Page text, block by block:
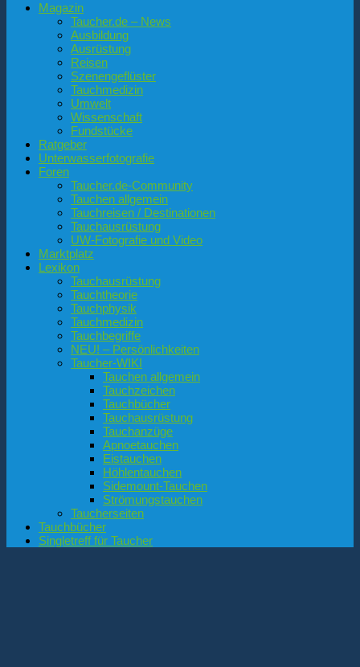
Magazin
Taucher.de – News
Ausbildung
Ausrüstung
Reisen
Szenengeflüster
Tauchmedizin
Umwelt
Wissenschaft
Fundstücke
Ratgeber
Unterwasserfotografie
Foren
Taucher.de-Community
Tauchen allgemein
Tauchreisen / Destinationen
Tauchausrüstung
UW-Fotografie und Video
Marktplatz
Lexikon
Tauchausrüstung
Tauchtheorie
Tauchphysik
Tauchmedizin
Tauchbegriffe
NEU! – Persönlichkeiten
Taucher-WIKI
Tauchen allgemein
Tauchzeichen
Tauchbücher
Tauchausrüstung
Tauchanzüge
Apnoetauchen
Eistauchen
Höhlentauchen
Sidemount-Tauchen
Strömungstauchen
Taucherseiten
Tauchbücher
Singletreff für Taucher